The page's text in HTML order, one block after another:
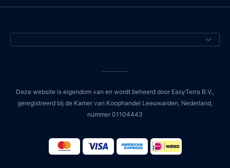
Deze website is eigendom van en wordt beheerd door EasyTerra B.V.,
geregistreerd bij de Kamer van Koophandel Leeuwarden, Nederland,
nummer 01104443